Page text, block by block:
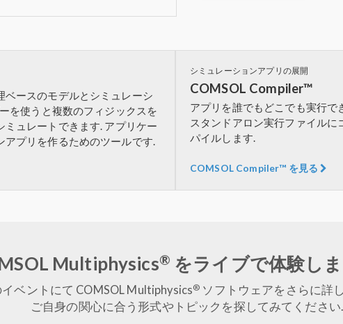
ベースのモデルとシミュレーシ
を使うと複数のフィジックスを
ュレートできます. アプリケー
プリを作るためのツールです.
シミュレーションアプリの展開
COMSOL Compiler™
アプリを誰でもどこでも実行で
スタンドアロン実行ファイルに
パイルします.
COMSOL Compiler™ を見る
Multiphysics® をライブで体験し
ベントにて COMSOL Multiphysics® ソフトウェアをさらに詳
ご自身の関心に合う形式やトピックを探してみてください